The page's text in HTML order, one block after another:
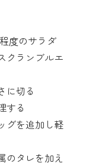
度のサラダ
クランブルエ
に切る
する
グを追加し軽
のタレを加え